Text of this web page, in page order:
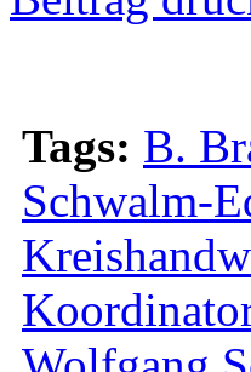
Tags: B.
Schwalm-